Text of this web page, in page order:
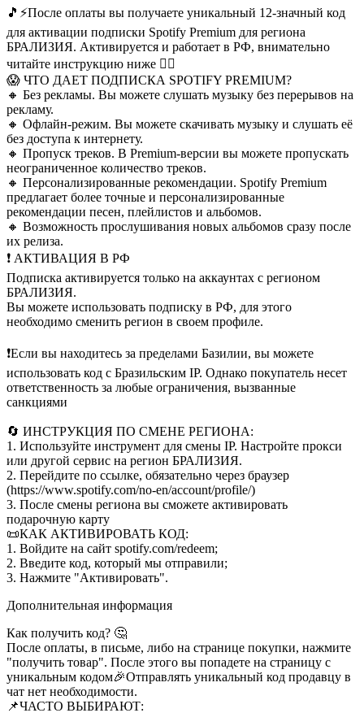
🎵⚡️После оплаты вы получаете уникальный 12-значный код
для активации подписки Spotify Premium для региона
БРАЛИЗИЯ. Активируется и работает в РФ, внимательно
читайте инструкцию ниже 👇🏻
😱 ЧТО ДАЕТ ПОДПИСКА SPOTIFY PREMIUM?
🔸 Без рекламы. Вы можете слушать музыку без перерывов на
рекламу.
🔸 Офлайн-режим. Вы можете скачивать музыку и слушать её
без доступа к интернету.
🔸 Пропуск треков. В Premium-версии вы можете пропускать
неограниченное количество треков.
🔸 Персонализированные рекомендации. Spotify Premium
предлагает более точные и персонализированные
рекомендации песен, плейлистов и альбомов.
🔸 Возможность прослушивания новых альбомов сразу после
их релиза.
❗️ АКТИВАЦИЯ В РФ
Подписка активируется только на аккаунтах с регионом
БРАЛИЗИЯ.
Вы можете использовать подписку в РФ, для этого
необходимо сменить регион в своем профиле.
❗️Если вы находитесь за пределами Базилии, вы можете
использовать код с Бразильским IP. Однако покупатель несет
ответственность за любые ограничения, вызванные
санкциями
🔄 ИНСТРУКЦИЯ ПО СМЕНЕ РЕГИОНА:
1. Используйте инструмент для смены IP. Настройте прокси
или другой сервис на регион БРАЛИЗИЯ.
2. Перейдите по ссылке, обязательно через браузер
(https://www.spotify.com/no-en/account/profile/)
3. После смены региона вы сможете активировать
подарочную карту
📜КАК АКТИВИРОВАТЬ КОД:
1. Войдите на сайт spotify.com/redeem;
2. Введите код, который мы отправили;
3. Нажмите "Активировать".
Дополнительная информация
Как получить код? 🤔
После оплаты, в письме, либо на странице покупки, нажмите
"получить товар". После этого вы попадете на страницу с
уникальным кодом🎉Отправлять уникальный код продавцу в
чат нет необходимости.
📌ЧАСТО ВЫБИРАЮТ: